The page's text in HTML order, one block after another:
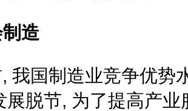
造
我国制造业竞争优势
展脱节, 为了提高产